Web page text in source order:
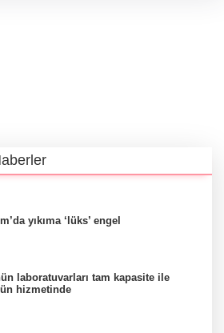
yıkıma ‘lüks’ engel
laboratuvarları tam kapasite ile
hizmetinde